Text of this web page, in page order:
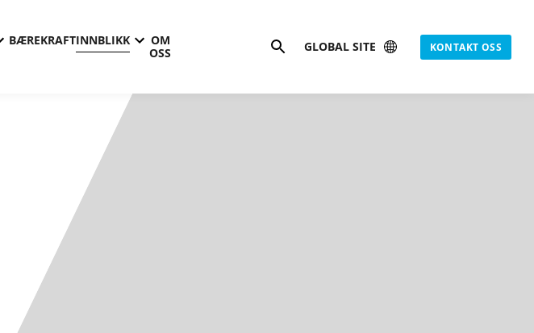
BÆREKRAFTINNBLIKK
OM
OSS
Søk GLOBAL SITE KONTAKT OSS